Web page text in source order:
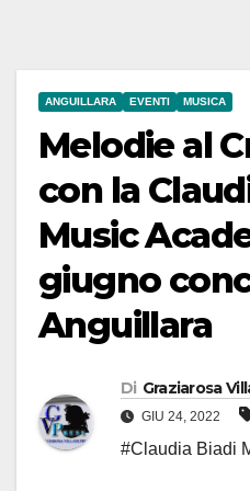
ANGUILLARA EVENTI MUSICA
Melodie al
con la
Music
giugno
Anguillara
Di Graziarosa
GIU 24, 2022
#Claudia Biadi